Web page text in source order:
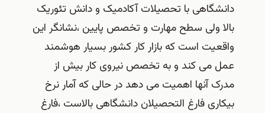
دانشگاهی با تحصیلات آکادمیک و دانش تئوریک
بالا ولی سطح مهارت و تخصص پایین ،نشانگر این
واقعیت است که بازار کار کشور بسیار هوشمند
عمل می کند و به تخصص نیروی کار بیش از
مدرک آنها اهمیت می دهد در حالی که آمار نرخ
بیکاری فارغ التحصیلان دانشگاهی بالاست ،فارغ